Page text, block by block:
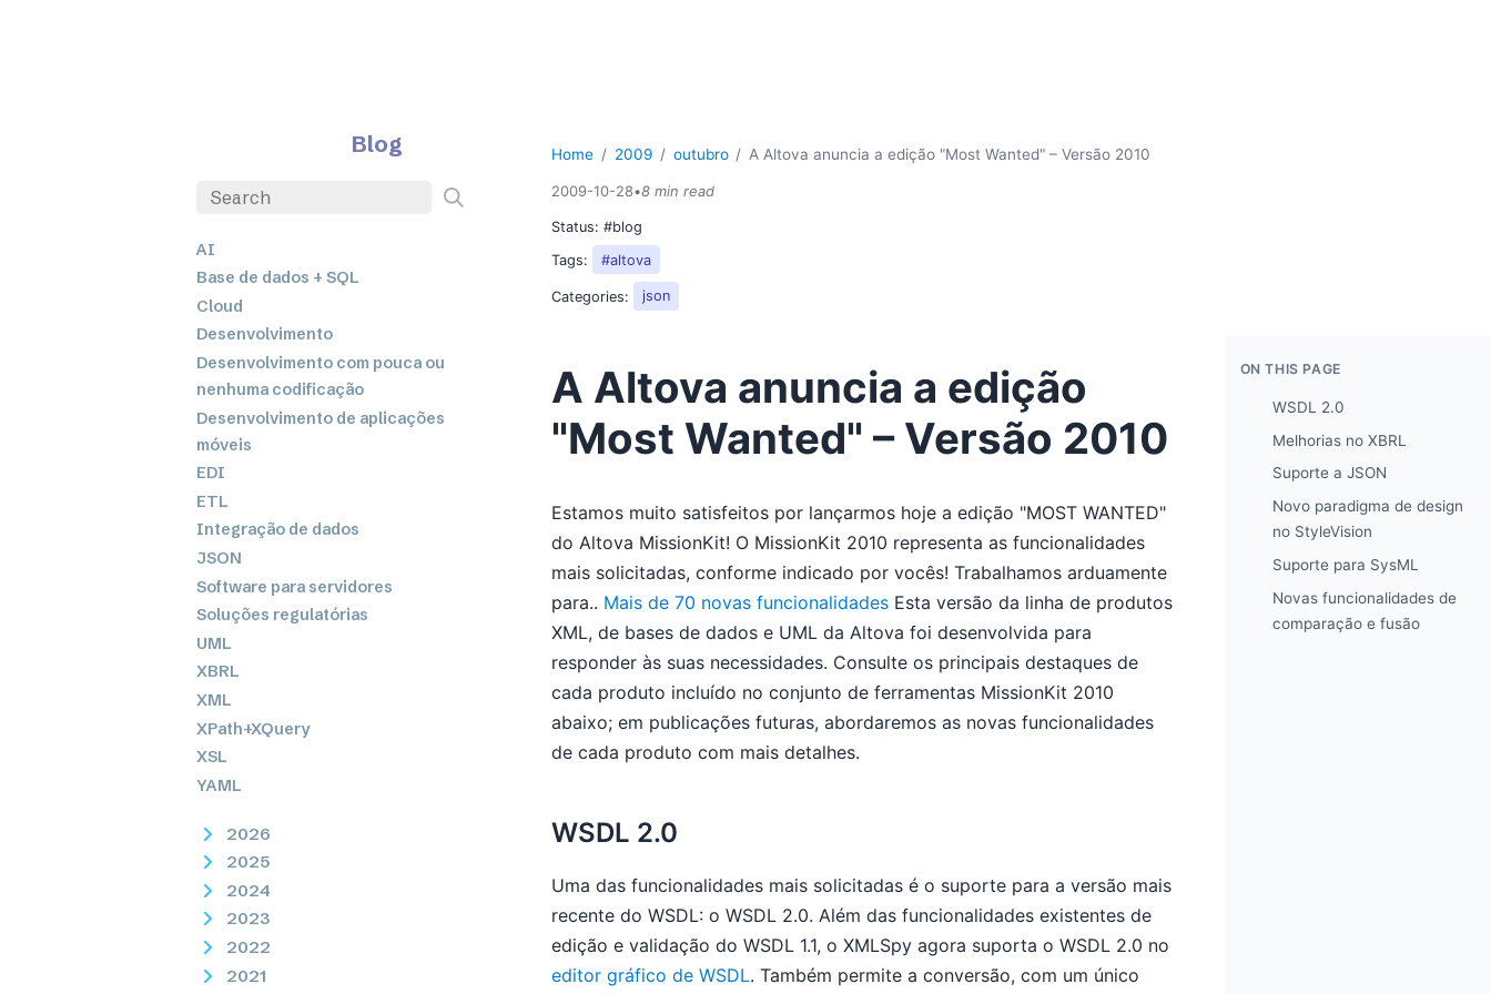
Blog
AI
Base de dados + SQL
Cloud
Desenvolvimento
Desenvolvimento com pouca ou
nenhuma codificação
Desenvolvimento de aplicações
móveis
EDI
ETL
Integração de dados
JSON
Software para servidores
Soluções regulatórias
UML
XBRL
XML
XPath+XQuery
XSL
YAML
2026
2025
2024
2023
2022
2021
Home 2009 outubro A Altova anuncia a edição "Most Wanted" – Versão 2010
2009-10-28•8 min read
Status:#blog
Tags:
#altova
Categories: json
A Altova anuncia a edição
"Most Wanted" – Versão 2010
Estamos muito satisfeitos por lançarmos hoje a edição "MOST WANTED"
do Altova MissionKit! O MissionKit 2010 representa as funcionalidades
mais solicitadas, conforme indicado por vocês! Trabalhamos arduamente
para.. Mais de 70 novas funcionalidades Esta versão da linha de produtos
XML, de bases de dados e UML da Altova foi desenvolvida para
responder às suas necessidades. Consulte os principais destaques de
cada produto incluído no conjunto de ferramentas MissionKit 2010
abaixo; em publicações futuras, abordaremos as novas funcionalidades
de cada produto com mais detalhes.
WSDL 2.0
Uma das funcionalidades mais solicitadas é o suporte para a versão mais
recente do WSDL: o WSDL 2.0. Além das funcionalidades existentes de
edição e validação do WSDL 1.1, o XMLSpy agora suporta o WSDL 2.0 no
editor gráfico de WSDL. Também permite a conversão, com um único
ON THIS PAGE
WSDL 2.0
Melhorias no XBRL
Suporte a JSON
Novo paradigma de design
no StyleVision
Suporte para SysML
Novas funcionalidades de
comparação e fusão